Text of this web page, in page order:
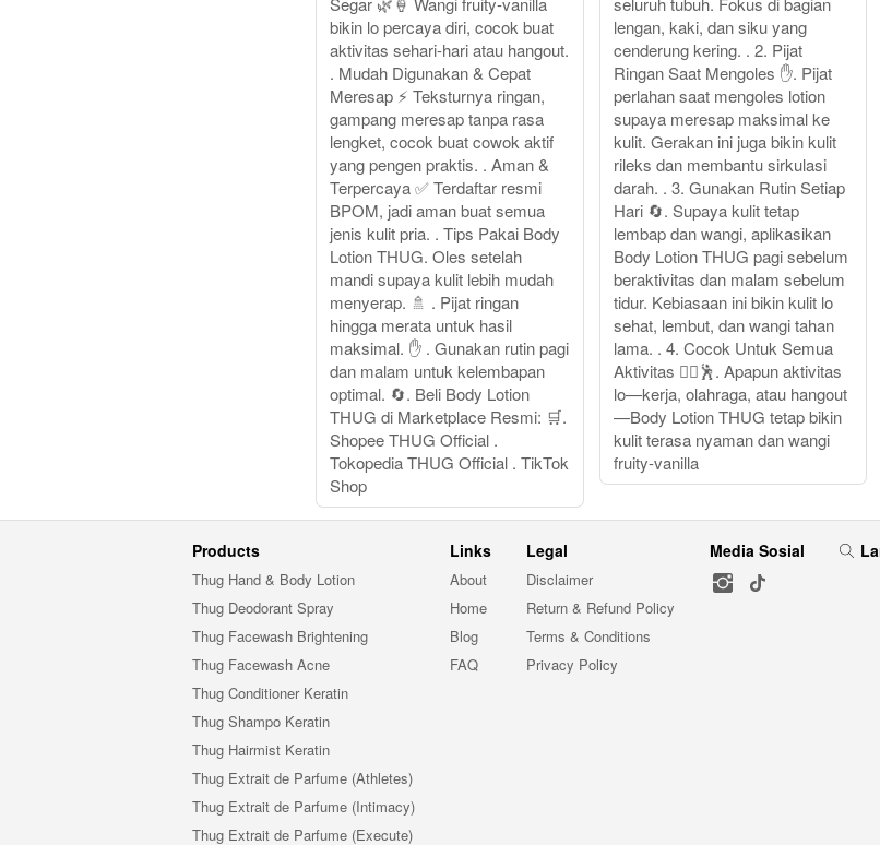
bikin lo percaya diri, cocok buat
aktivitas sehari-hari atau hangout.
. Mudah Digunakan & Cepat
Meresap ⚡ Teksturnya ringan,
gampang meresap tanpa rasa
lengket, cocok buat cowok aktif
yang pengen praktis. . Aman &
Terpercaya ✅ Terdaftar resmi
BPOM, jadi aman buat semua
jenis kulit pria. . Tips Pakai Body
Lotion THUG. Oles setelah
mandi supaya kulit lebih mudah
menyerap. 🚿 . Pijat ringan
hingga merata untuk hasil
maksimal. ✋ . Gunakan rutin pagi
dan malam untuk kelembapan
optimal. 🔄. Beli Body Lotion
THUG di Marketplace Resmi: 🛒.
Shopee THUG Official .
Tokopedia THUG Official . TikTok
Shop
lengan, kaki, dan siku yang
cenderung kering. . 2. Pijat
Ringan Saat Mengoles ✋. Pijat
perlahan saat mengoles lotion
supaya meresap maksimal ke
kulit. Gerakan ini juga bikin kulit
rileks dan membantu sirkulasi
darah. . 3. Gunakan Rutin Setiap
Hari 🔄. Supaya kulit tetap
lembap dan wangi, aplikasikan
Body Lotion THUG pagi sebelum
beraktivitas dan malam sebelum
tidur. Kebiasaan ini bikin kulit lo
sehat, lembut, dan wangi tahan
lama. . 4. Cocok Untuk Semua
Aktivitas 🏃‍♂️🕺. Apapun aktivitas
lo—kerja, olahraga, atau hangout
—Body Lotion THUG tetap bikin
kulit terasa nyaman dan wangi
fruity-vanilla
Products
Thug Hand & Body Lotion
Thug Deodorant Spray
Thug Facewash Brightening
Thug Facewash Acne
Thug Conditioner Keratin
Thug Shampo Keratin
Thug Hairmist Keratin
Thug Extrait de Parfume (Athletes)
Thug Extrait de Parfume (Intimacy)
Thug Extrait de Parfume (Execute)
Links
About
Home
Blog
FAQ
Legal
Disclaimer
Return & Refund Policy
Terms & Conditions
Privacy Policy
Media Sosial